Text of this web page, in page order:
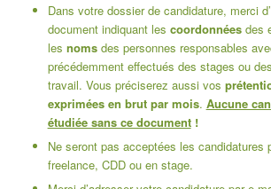
Dans votre dossier de candidature, merci
document indiquant les coordonnéesdes
les nomsdes personnes responsables
précédemment effectués des stages ou
travail. Vous préciserez aussi vos
exprimées en brut par mois. Aucune
étudiée sans ce document !
Ne seront pas acceptées les candidatures
freelance, CDD ou en stage.